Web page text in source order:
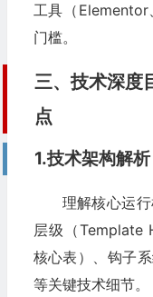
工具（
门槛。​
三、技术深度
点​
1.技术架构解析
理解核心运
层级（Template
核心表）、钩子
等关键技术细节。​